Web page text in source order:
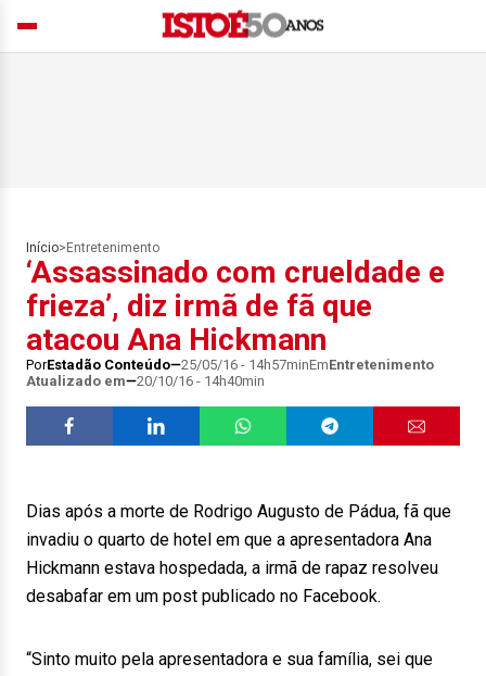
Início> Entretenimento
‘Assassinado com crueldade e
frieza’, diz irmã de fã que
atacou Ana Hickmann
PorEstadão Conteúdo 25/05/16 - 14h57minEmEntretenimento
Atualizado em
20/10/16 - 14h40min
Dias após a morte de Rodrigo Augusto de Pádua, fã que
invadiu o quarto de hotel em que a apresentadora Ana
Hickmann estava hospedada, a irmã de rapaz resolveu
desabafar em um post publicado no Facebook.
“Sinto muito pela apresentadora e sua família, sei que